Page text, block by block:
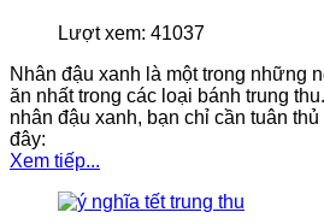
Lượt xem: 41037
Nhân đậu xanh là một trong những
ăn nhất trong các loại bánh trung
nhân đậu xanh, bạn chỉ cần tuân
đây:
Xem tiếp...